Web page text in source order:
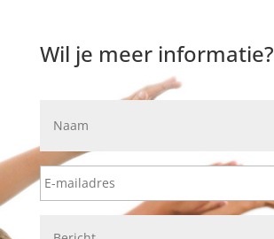
Wil je meer informatie?